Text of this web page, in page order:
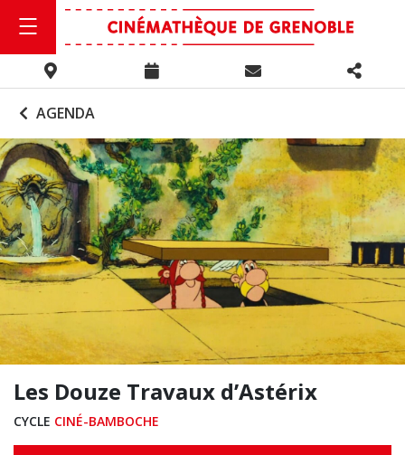
AGENDA
Les Douze Travaux d’Astérix
CYCLE CINÉ-BAMBOCHE